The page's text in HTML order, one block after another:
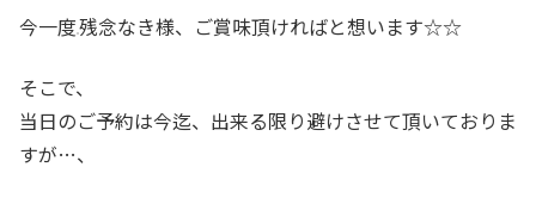
今一度残念なき様、ご賞味頂ければと想います☆☆
そこで、
当日のご予約は今迄、出来る限り避けさせて頂いておりま
すが…、